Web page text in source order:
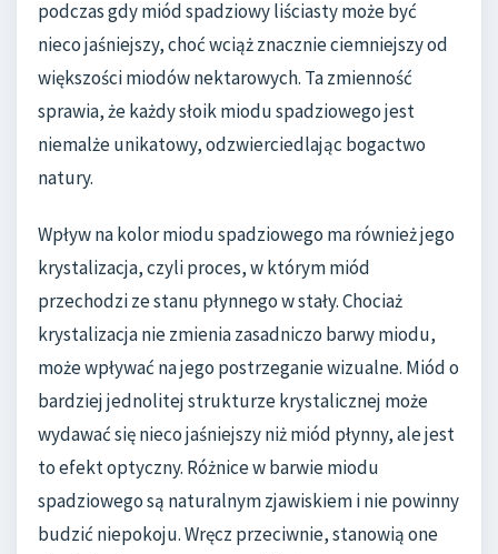
podczas gdy miód spadziowy liściasty może być
nieco jaśniejszy, choć wciąż znacznie ciemniejszy od
większości miodów nektarowych. Ta zmienność
sprawia, że każdy słoik miodu spadziowego jest
niemalże unikatowy, odzwierciedlając bogactwo
natury.
Wpływ na kolor miodu spadziowego ma również jego
krystalizacja, czyli proces, w którym miód
przechodzi ze stanu płynnego w stały. Chociaż
krystalizacja nie zmienia zasadniczo barwy miodu,
może wpływać na jego postrzeganie wizualne. Miód o
bardziej jednolitej strukturze krystalicznej może
wydawać się nieco jaśniejszy niż miód płynny, ale jest
to efekt optyczny. Różnice w barwie miodu
spadziowego są naturalnym zjawiskiem i nie powinny
budzić niepokoju. Wręcz przeciwnie, stanowią one